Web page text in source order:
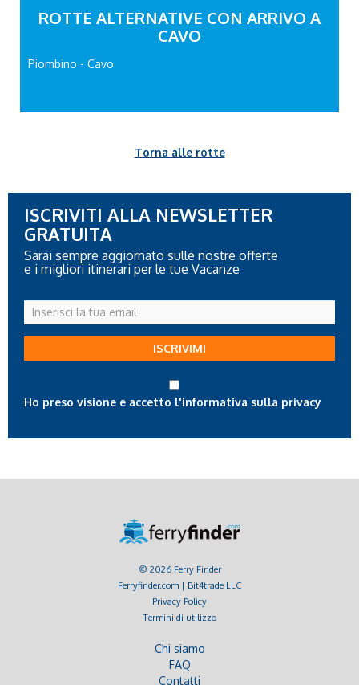
ROTTE ALTERNATIVE CON ARRIVO A
CAVO
Piombino - Cavo
Torna alle rotte
ISCRIVITI ALLA NEWSLETTER
GRATUITA
Sarai sempre aggiornato sulle nostre offerte
e i migliori itinerari per le tue Vacanze
Inserisci
la
tua
ISCRIVIMI
Ho preso visione e accetto l'informativa sulla privacy
© 2026 Ferry Finder
Ferryfinder.com | Bit4trade LLC
Privacy Policy
Termini di utilizzo
Chi siamo
FAQ
Contatti